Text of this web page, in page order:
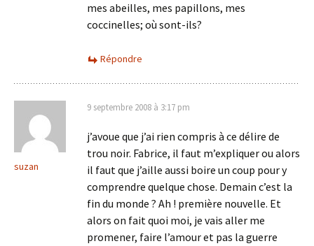
mes abeilles, mes papillons, mes
coccinelles; où sont-ils?
Répondre
suzan
9 septembre 2008 à 3:17 pm
j’avoue que j’ai rien compris à ce délire de
trou noir. Fabrice, il faut m’expliquer ou alors
il faut que j’aille aussi boire un coup pour y
comprendre quelque chose. Demain c’est la
fin du monde ? Ah ! première nouvelle. Et
alors on fait quoi moi, je vais aller me
promener, faire l’amour et pas la guerre